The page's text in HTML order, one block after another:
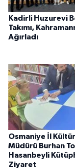
Kadirli Huzurevi
Takımı,
Ağırladı
Osmaniye İl
Müdürü Burhan
Hasanbeyli
Ziyaret